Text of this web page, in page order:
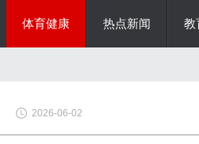
体育健康 热点新闻 教
2026-06-02